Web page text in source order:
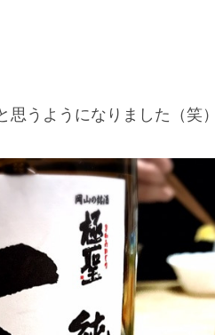
思うようになりました（笑